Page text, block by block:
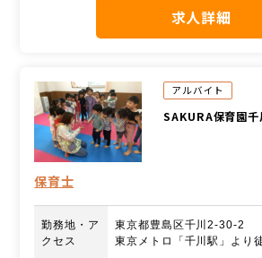
求人詳細
アルバイト
SAKURA保育園千
保育士
勤務地・ア
クセス
東京都豊島区千川2-30-2
東京メトロ「千川駅」より